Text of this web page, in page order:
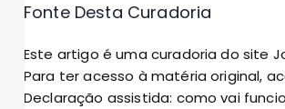
Fonte Desta Curadoria
Este artigo é uma curadoria do site
Para ter acesso à matéria original,
Declaração assistida: como vai